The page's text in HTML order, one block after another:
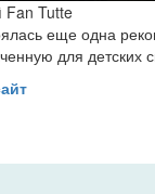
Fan Tutte
еще одна
для детских